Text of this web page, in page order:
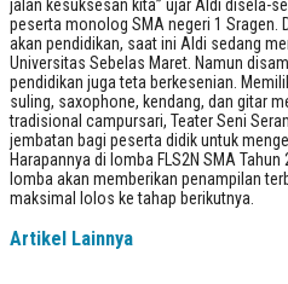
jalan kesuksesan kita” ujar Aldi disela-
peserta monolog SMA negeri 1 Sragen.
akan pendidikan, saat ini Aldi sedang
Universitas Sebelas Maret. Namun
pendidikan juga teta berkesenian.
suling, saxophone, kendang, dan gitar
tradisional campursari, Teater Seni
jembatan bagi peserta didik untuk
Harapannya di lomba FLS2N SMA
lomba akan memberikan penampilan
maksimal lolos ke tahap berikutnya.
Artikel Lainnya